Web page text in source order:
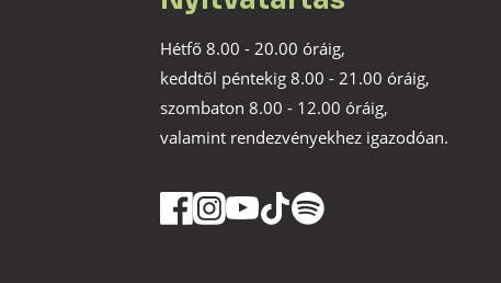
Hétfő 8.00 - 20.00 óráig,
keddtől péntekig 8.00 - 21.00 óráig,
szombaton 8.00 - 12.00 óráig,
valamint rendezvényekhez igazodóan.